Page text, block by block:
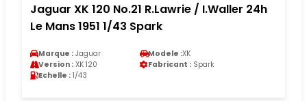
Jaguar XK 120 No.21 R.Lawrie / I.Waller 24h
Le Mans 1951 1/43 Spark
Marque : Jaguar Modele :XK
Version : XK 120 Fabricant : Spark
Echelle : 1/43